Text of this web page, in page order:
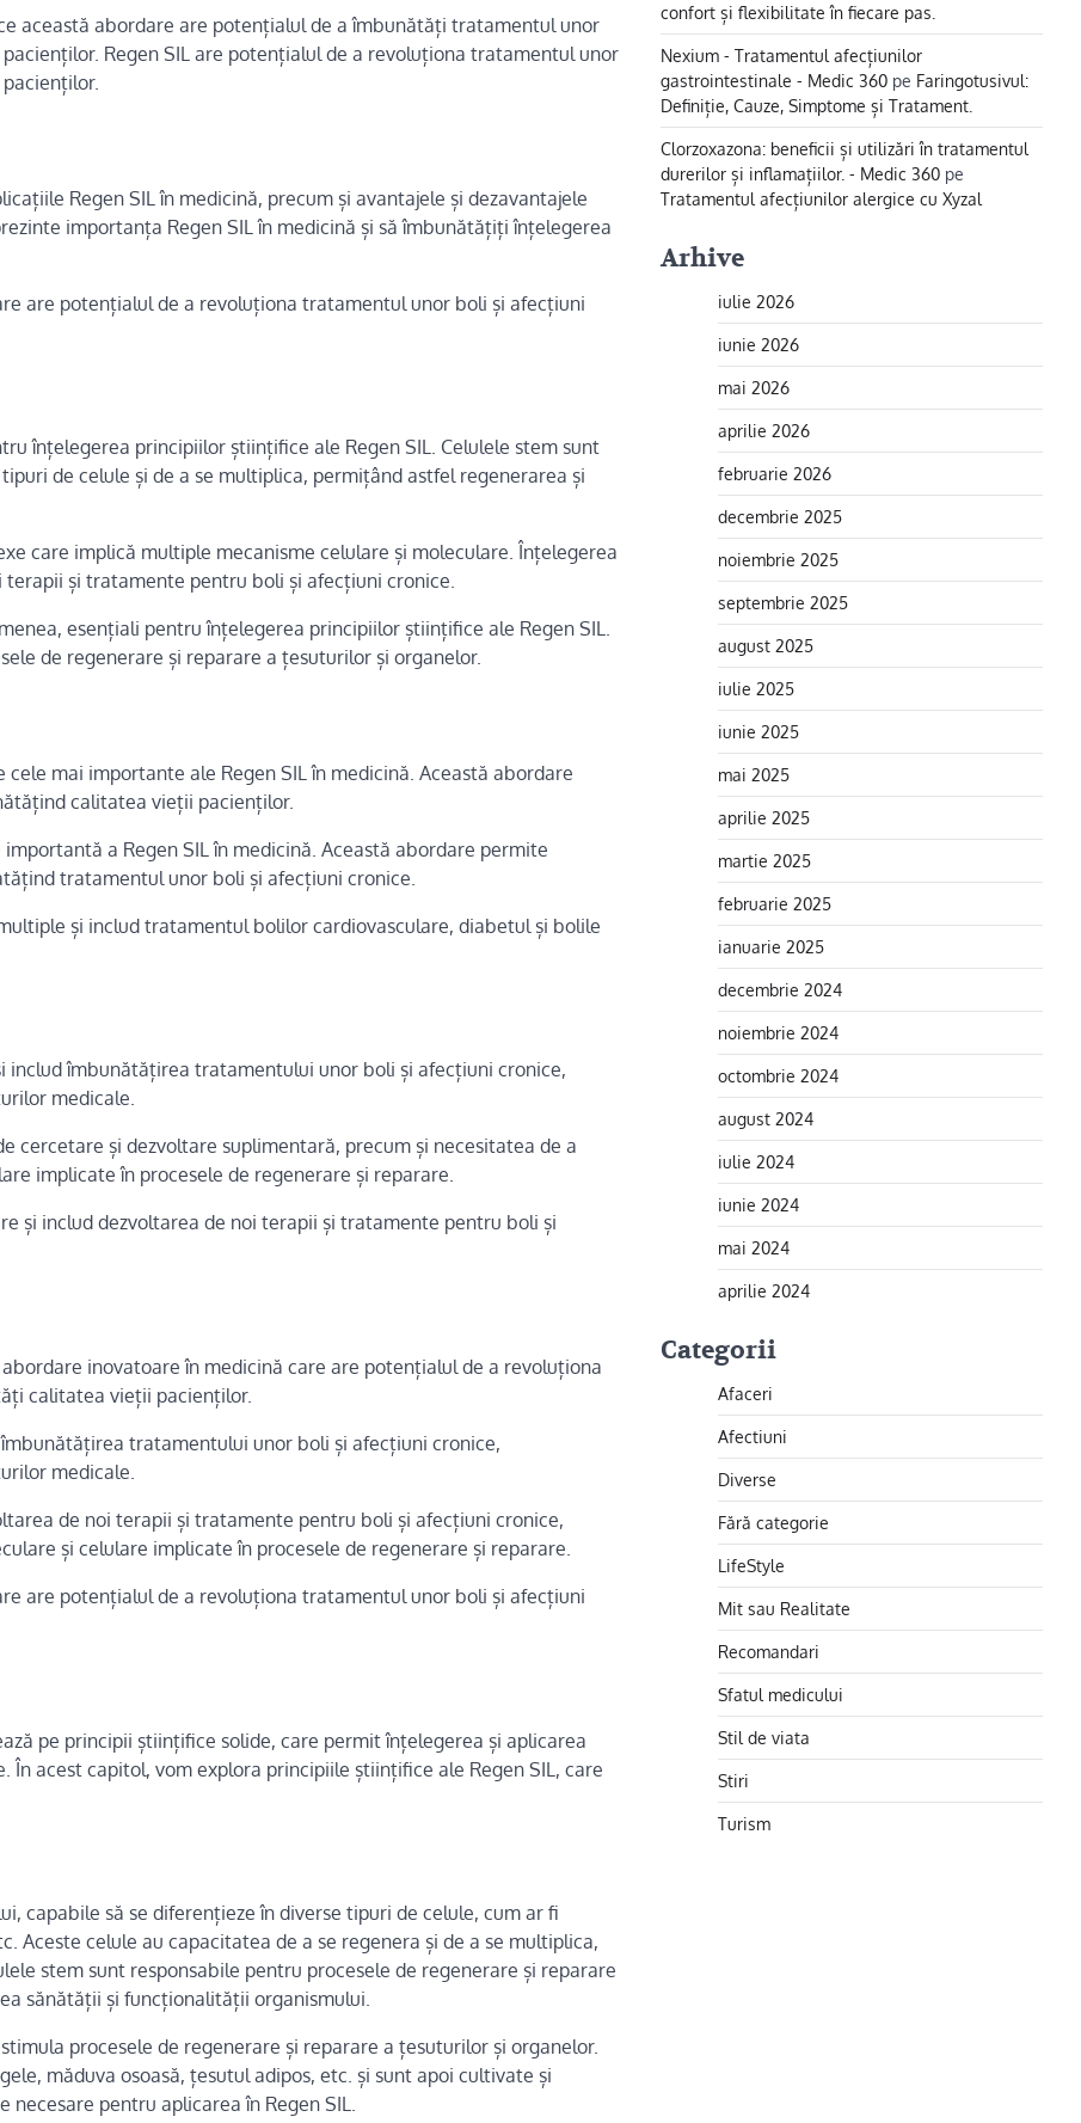
această abordare are potențialul de a îmbunătăți tratamentul unor
Regen SIL are potențialul de a revoluționa tratamentul unor
Regen SIL în medicină, precum și avantajele și dezavantajele
importanța Regen SIL în medicină și să îmbunătățiți înțelegerea
are potențialul de a revoluționa tratamentul unor boli și afecțiuni
înțelegerea principiilor științifice ale Regen SIL. Celulele stem sunt
de celule și de a se multiplica, permițând astfel regenerarea și
care implică multiple mecanisme celulare și moleculare. Înțelegerea
și tratamente pentru boli și afecțiuni cronice.
esențiali pentru înțelegerea principiilor științifice ale Regen SIL.
de regenerare și reparare a țesuturilor și organelor.
mai importante ale Regen SIL în medicină. Această abordare
calitatea vieții pacienților.
a Regen SIL în medicină. Această abordare permite
tratamentul unor boli și afecțiuni cronice.
și includ tratamentul bolilor cardiovasculare, diabetul și bolile
includ îmbunătățirea tratamentului unor boli și afecțiuni cronice,
medicale.
cercetare și dezvoltare suplimentară, precum și necesitatea de a
implicate în procesele de regenerare și reparare.
și includ dezvoltarea de noi terapii și tratamente pentru boli și
inovatoare în medicină care are potențialul de a revoluționa
calitatea vieții pacienților.
tratamentului unor boli și afecțiuni cronice,
medicale.
de noi terapii și tratamente pentru boli și afecțiuni cronice,
și celulare implicate în procesele de regenerare și reparare.
are potențialul de a revoluționa tratamentul unor boli și afecțiuni
pe principii științifice solide, care permit înțelegerea și aplicarea
acest capitol, vom explora principiile științifice ale Regen SIL, care
capabile să se diferențieze în diverse tipuri de celule, cum ar fi
Aceste celule au capacitatea de a se regenera și de a se multiplica,
stem sunt responsabile pentru procesele de regenerare și reparare
sănătății și funcționalității organismului.
procesele de regenerare și reparare a țesuturilor și organelor.
măduva osoasă, țesutul adipos, etc. și sunt apoi cultivate și
pentru aplicarea în Regen SIL.
confort și flexibilitate în fiecare pas.
Nexium - Tratamentul afecțiunilor
gastrointestinale - Medic 360 pe Faringotusivul:
Definiție, Cauze, Simptome și Tratament.
Clorzoxazona: beneficii și utilizări în tratamentul
durerilor și inflamațiilor. - Medic 360 pe
Tratamentul afecțiunilor alergice cu Xyzal
Arhive
iulie 2026
iunie 2026
mai 2026
aprilie 2026
februarie 2026
decembrie 2025
noiembrie 2025
septembrie 2025
august 2025
iulie 2025
iunie 2025
mai 2025
aprilie 2025
martie 2025
februarie 2025
ianuarie 2025
decembrie 2024
noiembrie 2024
octombrie 2024
august 2024
iulie 2024
iunie 2024
mai 2024
aprilie 2024
Categorii
Afaceri
Afectiuni
Diverse
Fără categorie
LifeStyle
Mit sau Realitate
Recomandari
Sfatul medicului
Stil de viata
Stiri
Turism